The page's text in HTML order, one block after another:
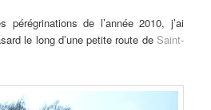
pérégrinations de l’année 2010, j’ai
le long d’une petite route de Saint-